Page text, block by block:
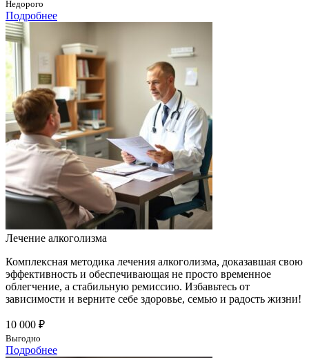
Недорого
Подробнее
Лечение алкоголизма
Комплексная методика лечения алкоголизма, доказавшая свою
эффективность и обеспечивающая не просто временное
облегчение, а стабильную ремиссию. Избавьтесь от
зависимости и верните себе здоровье, семью и радость жизни!
10 000 ₽
Выгодно
Подробнее